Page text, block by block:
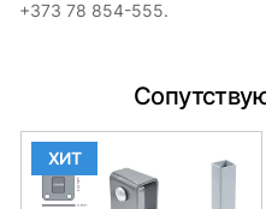
+373 78 854-555.
ХИТ